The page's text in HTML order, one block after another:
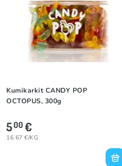
Kumikarkit CANDY POP
OCTOPUS, 300g
500€
16.67 €/KG